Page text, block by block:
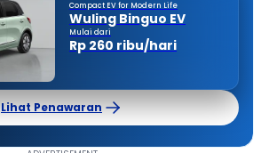
Compact EV for Modern Life
Wuling Binguo EV
Mulai dari
Rp 260 ribu/hari
Lihat Penawaran